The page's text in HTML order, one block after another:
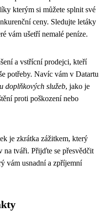
kterým si můžete splnit své
ceny. Sledujte letáky
vám ušetří nemalé peníze.
a vstřícní prodejci, kteří
potřeby. Navíc vám v Datartu
doplňkových služeb, jako je
proti poškození nebo
je zkrátka zážitkem, který
na tváři. Přijďte se přesvědčit
vám usnadní a zpříjemní